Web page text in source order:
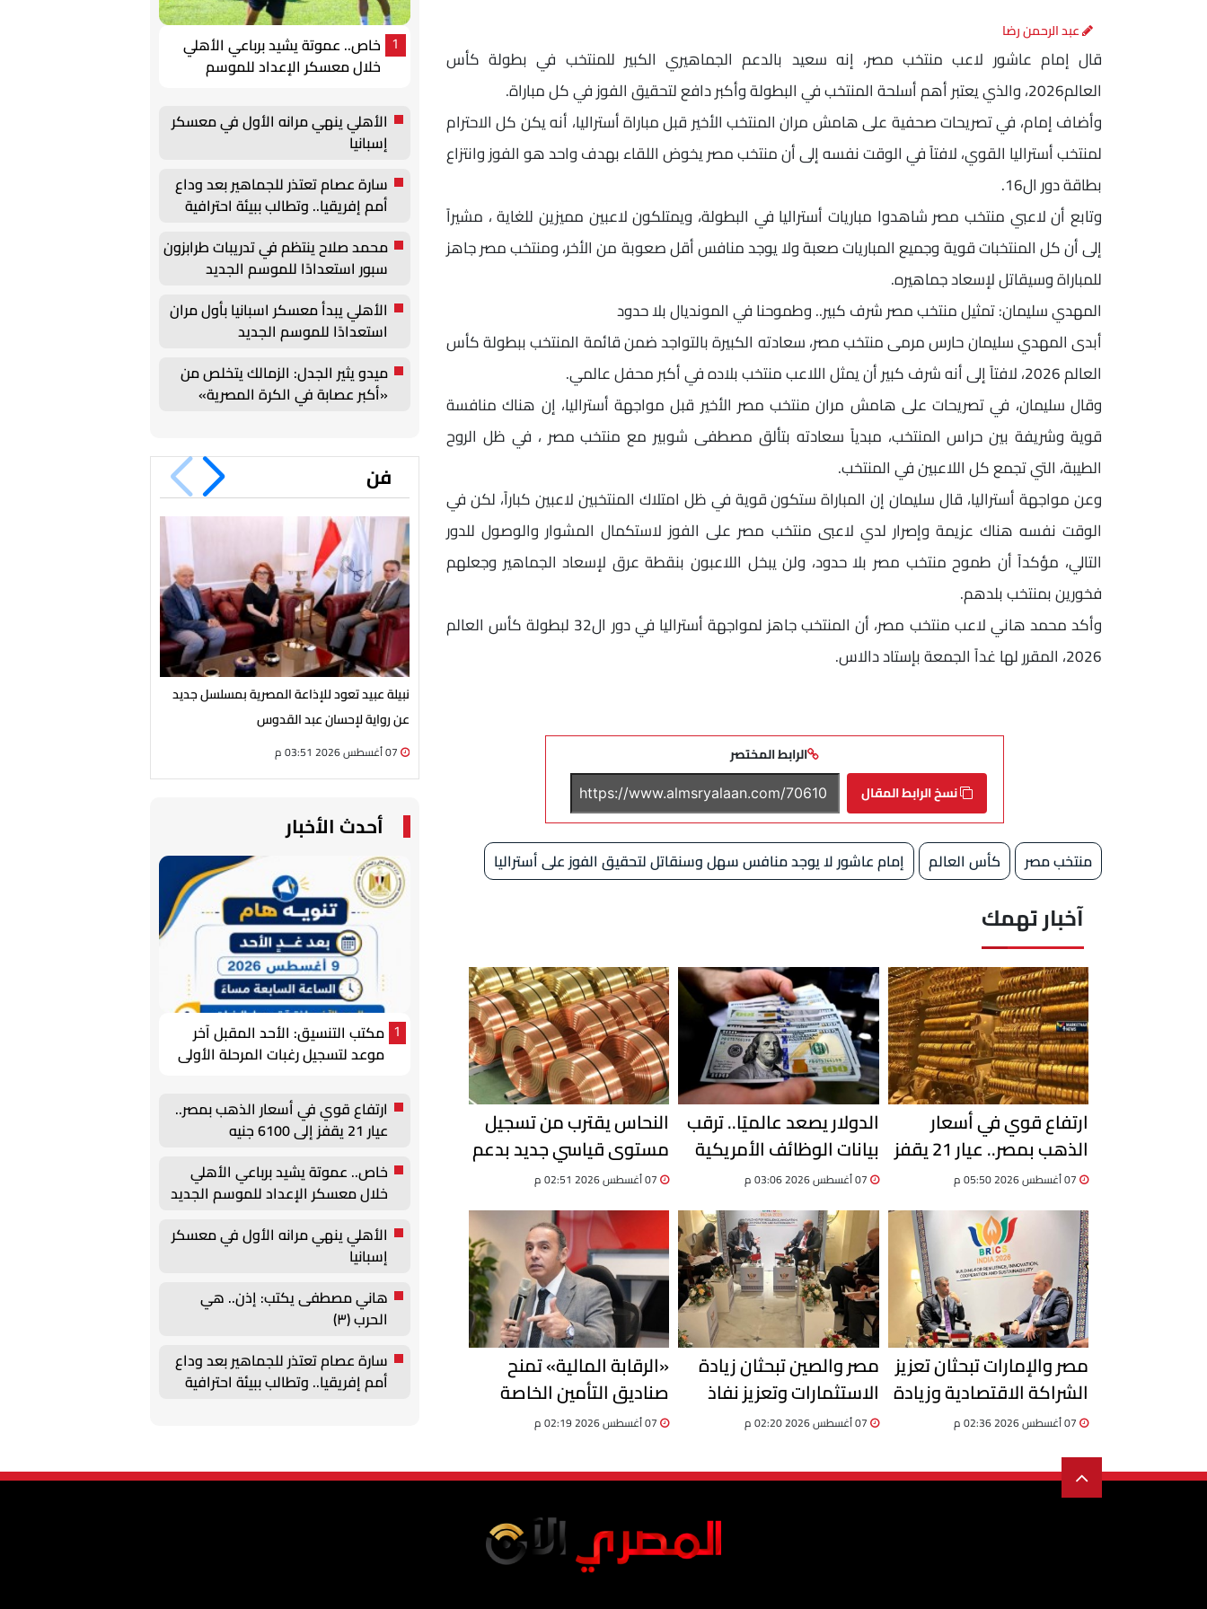
عبد الرحمن رضا
قال إمام عاشور لاعب منتخب مصر، إنه سعيد بالدعم الجماهيري الكبير للمنتخب في بطولة كأس
العالم2026، والذي يعتبر أهم أسلحة المنتخب في البطولة وأكبر دافع لتحقيق الفوز في كل مباراة.
وأضاف إمام، في تصريحات صحفية على هامش مران المنتخب الأخير قبل مباراة أستراليا، أنه يكن كل الاحترام
لمنتخب أستراليا القوي، لافتاً في الوقت نفسه إلى أن منتخب مصر يخوض اللقاء بهدف واحد هو الفوز وانتزاع
بطاقة دور ال16.
وتابع أن لاعبي منتخب مصر شاهدوا مباريات أستراليا في البطولة، ويمتلكون لاعبين مميزين للغاية ، مشيراً
إلى أن كل المنتخبات قوية وجميع المباريات صعبة ولا يوجد منافس أقل صعوبة من الأخر، ومنتخب مصر جاهز
للمباراة وسيقاتل لإسعاد جماهيره.
المهدي سليمان: تمثيل منتخب مصر شرف كبير.. وطموحنا في المونديال بلا حدود
أبدى المهدي سليمان حارس مرمى منتخب مصر، سعادته الكبيرة بالتواجد ضمن قائمة المنتخب ببطولة كأس
العالم 2026، لافتاً إلى أنه شرف كبير أن يمثل اللاعب منتخب بلاده في أكبر محفل عالمي.
وقال سليمان، في تصريحات على هامش مران منتخب مصر الأخير قبل مواجهة أستراليا، إن هناك منافسة
قوية وشريفة بين حراس المنتخب، مبدياً سعادته بتألق مصطفى شوبير مع منتخب مصر ، في ظل الروح
الطيبة، التي تجمع كل اللاعبين في المنتخب.
وعن مواجهة أستراليا، قال سليمان إن المباراة ستكون قوية في ظل امتلاك المنتخبين لاعبين كباراً، لكن في
الوقت نفسه هناك عزيمة وإصرار لدي لاعبى منتخب مصر على الفوز لاستكمال المشوار والوصول للدور
التالي، مؤكداً أن طموح منتخب مصر بلا حدود، ولن يبخل اللاعبون بنقطة عرق لإسعاد الجماهير وجعلهم
فخورين بمنتخب بلدهم.
وأكد محمد هاني لاعب منتخب مصر، أن المنتخب جاهز لمواجهة أستراليا في دور ال32 لبطولة كأس العالم
2026، المقرر لها غداً الجمعة بإستاد دالاس.
الرابط المختصر
نسخ الرابط المقال
منتخب مصر كأس العالم إمام عاشور لا يوجد منافس سهل وسنقاتل لتحقيق الفوز على أستراليا
آخبار تهمك
ارتفاع قوي في أسعار
الذهب بمصر.. عيار 21 يقفز
إلى 6100 جنيه
الدولار يصعد عالميًا.. ترقب
بيانات الوظائف الأمريكية
يحسم اتجاه العملة
النحاس يقترب من تسجيل
مستوى قياسي جديد بدعم
من تراجع المعروض عالميًا
07 أغسطس 2026 02:51 م
مصر والإمارات تبحثان تعزيز
الشراكة الاقتصادية وزيادة
الاستثمارات والتبادل
مصر والصين تبحثان زيادة
الاستثمارات وتعزيز نفاذ
المنتجات المصرية إلى
«الرقابة المالية» تمنح
صناديق التأمين الخاصة
مهلة إضافية لتوفيق
07 أغسطس 2026 02:19 م
1
خاص.. عموتة يشيد برباعي الأهلي
خلال معسكر الإعداد للموسم
الأهلي ينهي مرانه الأول في معسكر
إسبانيا
سارة عصام تعتذر للجماهير بعد وداع
أمم إفريقيا.. وتطالب ببيئة احترافية
محمد صلاح ينتظم في تدريبات طرابزون
سبور استعدادًا للموسم الجديد
الأهلي يبدأ معسكر اسبانيا بأول مران
استعدادًا للموسم الجديد
ميدو يثير الجدل: الزمالك يتخلص من
«أكبر عصابة في الكرة المصرية»
فن
نبيلة عبيد تعود للإذاعة المصرية بمسلسل جديد
عن رواية لإحسان عبد القدوس
أحدث الأخبار
1
مكتب التنسيق: الأحد المقبل آخر
موعد لتسجيل رغبات المرحلة الأولى
ارتفاع قوي في أسعار الذهب بمصر..
عيار 21 يقفز إلى 6100 جنيه
خاص.. عموتة يشيد برباعي الأهلي
خلال معسكر الإعداد للموسم الجديد
الأهلي ينهي مرانه الأول في معسكر
إسبانيا
هاني مصطفى يكتب: إذن.. هي
الحرب (٣)
سارة عصام تعتذر للجماهير بعد وداع
أمم إفريقيا.. وتطالب ببيئة احترافية